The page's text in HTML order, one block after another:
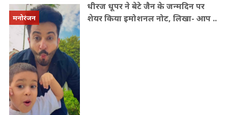
मनोरंजन
धीरज धूपर ने बेटे जैन के जन्मदिन पर
शेयर किया इमोशनल नोट, लिखा- आप ..